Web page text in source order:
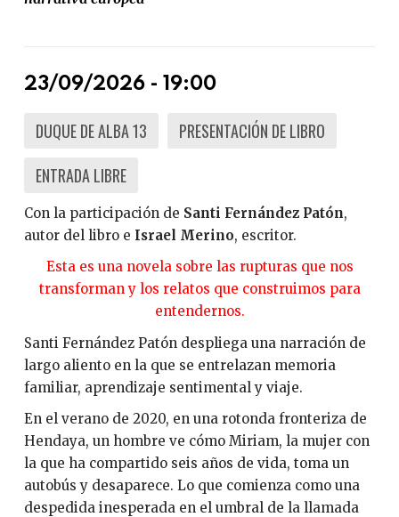
23/09/2026 - 19:00
DUQUE DE ALBA 13
PRESENTACIÓN DE LIBRO
ENTRADA LIBRE
Con la participación de Santi Fernández Patón,
autor del libro e Israel Merino, escritor.
Esta es una novela sobre las rupturas que nos
transforman y los relatos que construimos para
entendernos.
Santi Fernández Patón despliega una narración de
largo aliento en la que se entrelazan memoria
familiar, aprendizaje sentimental y viaje.
En el verano de 2020, en una rotonda fronteriza de
Hendaya, un hombre ve cómo Miriam, la mujer con
la que ha compartido seis años de vida, toma un
autobús y desaparece. Lo que comienza como una
despedida inesperada en el umbral de la llamada